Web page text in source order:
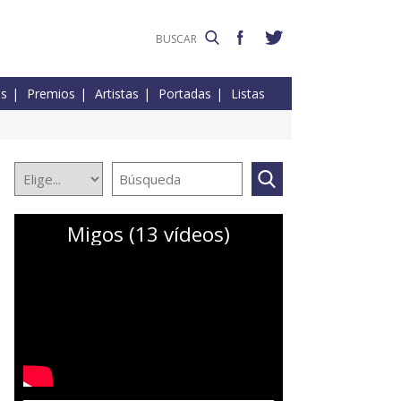
Premios Artistas Portadas Listas
Migos (13 vídeos)